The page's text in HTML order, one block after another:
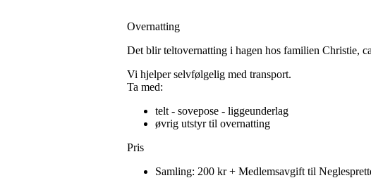
Overnatting
Det blir teltovernatting i hagen hos familien Christie,
Vi hjelper selvfølgelig med transport.
Ta med:
telt - sovepose - liggeunderlag
øvrig utstyr til overnatting
Pris
Samling: 200 kr + Medlemsavgift til